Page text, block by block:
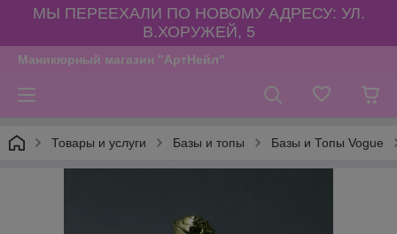
МЫ ПЕРЕЕХАЛИ ПО НОВОМУ АДРЕСУ: УЛ.
В.ХОРУЖЕЙ, 5
Маникюрный магазин "АртНейл"
Товары и услуги Базы и топы Базы и Топы Vogue